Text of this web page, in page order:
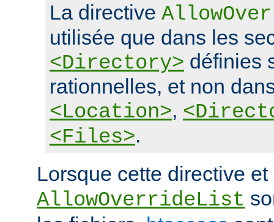
La directive
utilisée que dans les
<Directory> définies
rationnelles, et non
<Location>,
<Files>.
Lorsque cette directive
AllowOverrideList